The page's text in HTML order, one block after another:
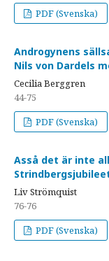
PDF (Svenska)
Androgynens
Nils von Dardels
Cecilia Berggren
44-75
PDF (Svenska)
Asså det är inte
Liv Strömquist
76-76
PDF (Svenska)